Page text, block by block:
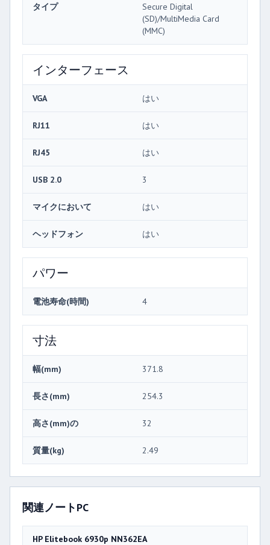
タイプ
Secure Digital
(SD)/MultiMedia Card
(MMC)
インターフェース
VGA はい
RJ11 はい
RJ45 はい
USB 2.0 3
マイクにおいて はい
ヘッドフォン はい
パワー
電池寿命(時間) 4
寸法
幅(mm) 371.8
長さ(mm) 254.3
高さ(mm)の 32
質量(kg) 2.49
関連ノートPC
HP Elitebook 6930p NN362EA